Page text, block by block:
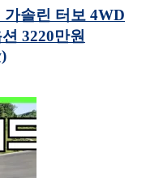
솔린 터보 4WD
3220만원